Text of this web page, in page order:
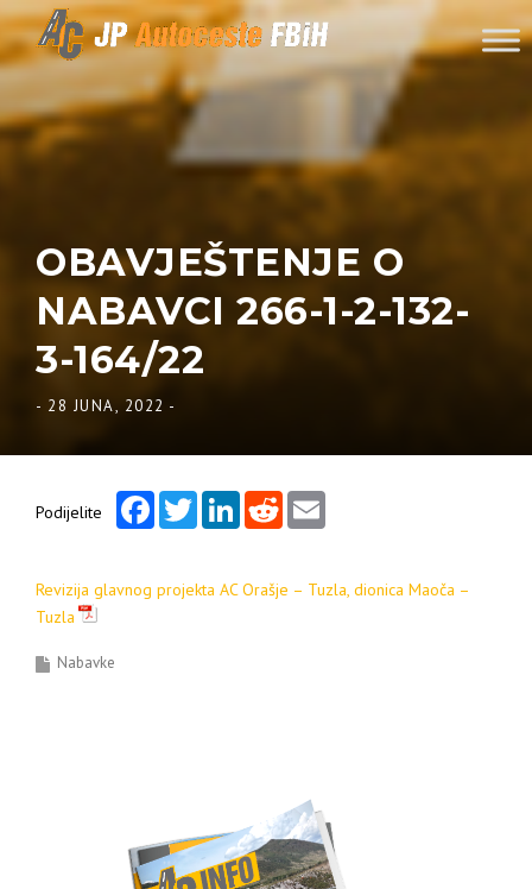
Skip to content
OBAVJEŠTENJE O
NABAVCI 266-1-2-132-
3-164/22
- 28 JUNA, 2022 -
Podijelite
FacebookTwitterLinkedInReddit
Revizija glavnog projekta AC Orašje – Tuzla, dionica Maoča –
Tuzla
Nabavke